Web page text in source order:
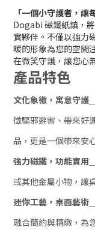
「一個小守護者，讓
Dogabi 磁鐵紙鎮，
實夥伴。不僅以強力
暖的形象為您的空間
在微笑守護，讓您心
產品特色
文化象徵，寓意守護＿
徵驅邪避害、帶來好
品，更是一個帶來安
強力磁鐵，功能實用＿
或其他金屬小物，讓
迷你工藝，桌面藝術＿
融合簡約與精緻，為